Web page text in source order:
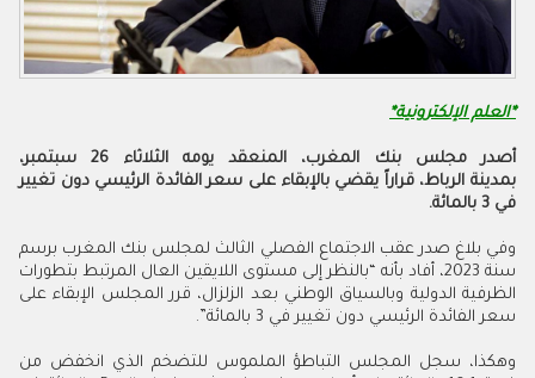
*العلم الإلكترونية*
أصدر مجلس بنك المغرب، المنعقد يومه الثلاثاء 26 سبتمبر،
بمدينة الرباط، قراراً يقضي بالإبقاء على سعر الفائدة الرئيسي دون تغيير
في 3 بالمائة.
وفي بلاغ صدر عقب الاجتماع الفصلي الثالث لمجلس بنك المغرب برسم
سنة 2023، أفاد بأنه “بالنظر إلى مستوى اللايقين العال المرتبط بتطورات
الظرفية الدولية وبالسياق الوطني بعد الزلزال، قرر المجلس الإبقاء على
سعر الفائدة الرئيسي دون تغيير في 3 بالمائة”.
وهكذا، سجل المجلس التباطؤ الملموس للتضخم الذي انخفض من